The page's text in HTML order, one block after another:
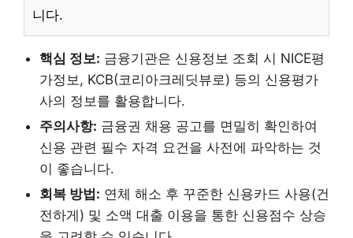
니다.
핵심 정보: 금융기관은 신용정보 조회 시 NICE평
가정보, KCB(코리아크레딧뷰로) 등의 신용평가
사의 정보를 활용합니다.
주의사항: 금융권 채용 공고를 면밀히 확인하여
신용 관련 필수 자격 요건을 사전에 파악하는 것
이 좋습니다.
회복 방법: 연체 해소 후 꾸준한 신용카드 사용(건
전하게) 및 소액 대출 이용을 통한 신용점수 상승